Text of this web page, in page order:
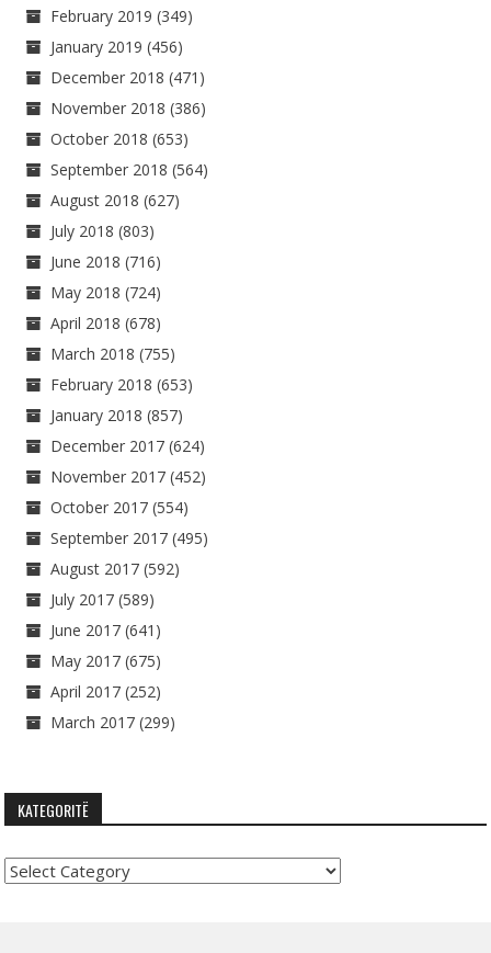
February 2019 (349)
January 2019 (456)
December 2018 (471)
November 2018 (386)
October 2018 (653)
September 2018 (564)
August 2018 (627)
July 2018 (803)
June 2018 (716)
May 2018 (724)
April 2018 (678)
March 2018 (755)
February 2018 (653)
January 2018 (857)
December 2017 (624)
November 2017 (452)
October 2017 (554)
September 2017 (495)
August 2017 (592)
July 2017 (589)
June 2017 (641)
May 2017 (675)
April 2017 (252)
March 2017 (299)
KATEGORITË
Kategoritë